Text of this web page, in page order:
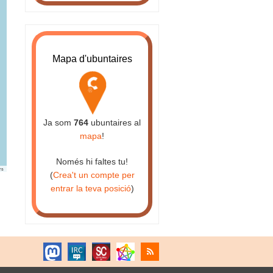
Mapa d'ubuntaires
Ja som 764 ubuntaires al
mapa!
Només hi faltes tu!
(Crea't un compte per
entrar la teva posició)